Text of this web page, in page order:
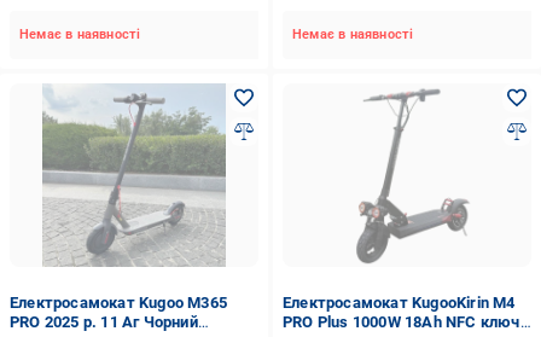
Немає в наявності Немає в наявності
Електросамокат Kugoo M365
PRO 2025 р. 11 Аг Чорний
Електросамокат KugooKirin M4
PRO Plus 1000W 18Ah NFC ключі